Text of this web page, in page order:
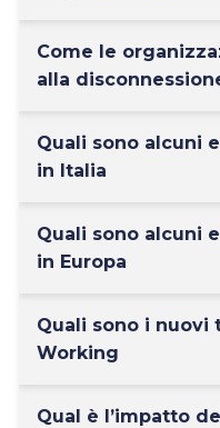
Come le
alla
Quali sono alcuni
in Italia
Quali sono alcuni
in Europa
Quali sono i nuovi
Working
Qual è l’impatto